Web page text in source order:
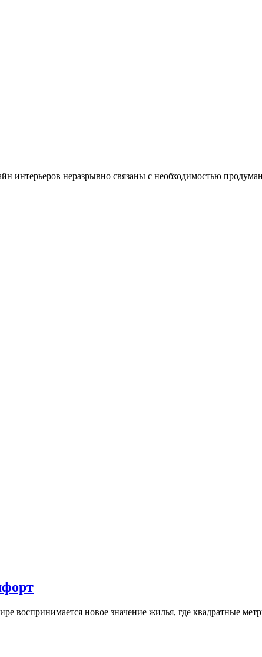
интерьеров неразрывно связаны с необходимостью
воспринимается новое значение жилья, где квадратные